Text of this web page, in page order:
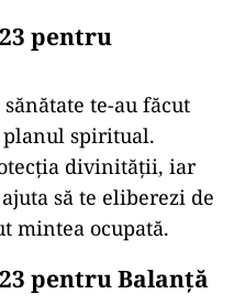
pentru
te-au făcut
spiritual.
divinității, iar
să te eliberezi de
mintea ocupată.
pentru Balanță